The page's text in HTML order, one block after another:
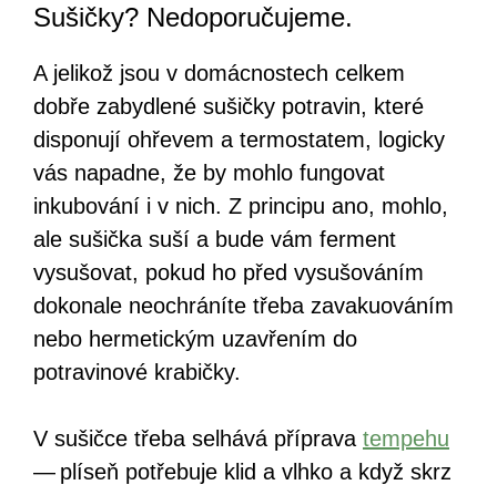
Sušičky? Nedoporučujeme.
A jelikož jsou v domácnostech celkem
dobře zabydlené sušičky potravin, které
disponují ohřevem a termostatem, logicky
vás napadne, že by mohlo fungovat
inkubování i v nich. Z principu ano, mohlo,
ale sušička suší a bude vám ferment
vysušovat, pokud ho před vysušováním
dokonale neochráníte třeba zavakuováním
nebo hermetickým uzavřením do
potravinové krabičky.
V sušičce třeba selhává příprava tempehu
— plíseň potřebuje klid a vlhko a když skrz